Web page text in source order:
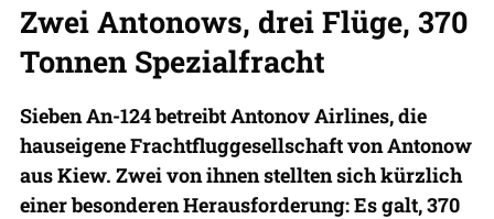
Zwei Antonows, drei Flüge, 370
Tonnen Spezialfracht
Sieben An-124 betreibt Antonov Airlines, die
hauseigene Frachtfluggesellschaft von Antonow
aus Kiew. Zwei von ihnen stellten sich kürzlich
einer besonderen Herausforderung: Es galt, 370